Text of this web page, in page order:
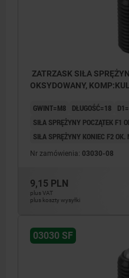
ZATRZASK SIŁA
OKSYDOWANY,
GWINT=M8 DŁUGOŚĆ=18
SIŁA SPRĘŻYNY POCZĄTEK F1
SIŁA SPRĘŻYNY KONIEC F2 OK.
Nr zamówienia: 03030-08
9,15 PLN
plus VAT
plus koszty wysyłki
03030 SF